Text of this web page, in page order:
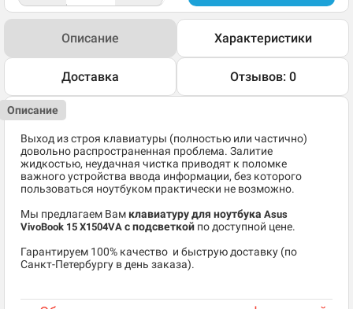
Описание Характеристики
Доставка Отзывов: 0
Описание
Выход из строя клавиатуры (полностью или частично)
довольно распространенная проблема. Залитие
жидкостью, неудачная чистка приводят к поломке
важного устройства ввода информации, без которого
пользоваться ноутбуком практически не возможно.
Мы предлагаем Вам клавиатуру для ноутбука Asus
VivoBook 15 X1504VA с подсветкой по доступной цене.
​Гарантируем 100% качество и быструю доставку (по
Санкт-Петербургу в день заказа).